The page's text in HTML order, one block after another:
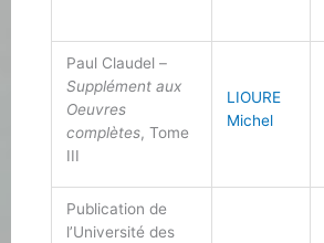
Paul Claudel –
Supplément aux
Oeuvres
complètes, Tome
III
LIOURE
Michel
Publication de
l’Université des